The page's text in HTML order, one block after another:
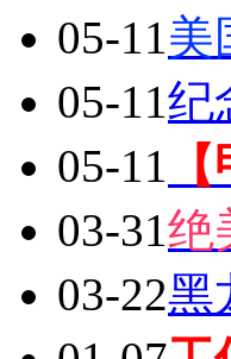
05-11美
05-11纪
05-11
03-31绝
03-22黑